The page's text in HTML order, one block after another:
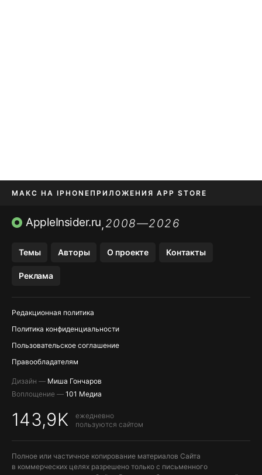
МАКС НА IPHONE ПРИЛОЖЕНИЯ APP STORE
TIKTOK НА IPHONEПРИЛОЖЕНИЯ БЕЗ APP STORE
AppleInsider.ru,2008—2026
Темы Авторы О проекте Контакты
Реклама
Редакционная политика
Политика конфиденциальности
Пользовательское соглашение
Правообладателям
Дизайн — Миша Гончаров
Воплощение — 101 Медиа
143,9K
ежедневно
пользуются сайтом
Полное или частичное копирование материалов Сайта
в коммерческих целях разрешено только с письменного